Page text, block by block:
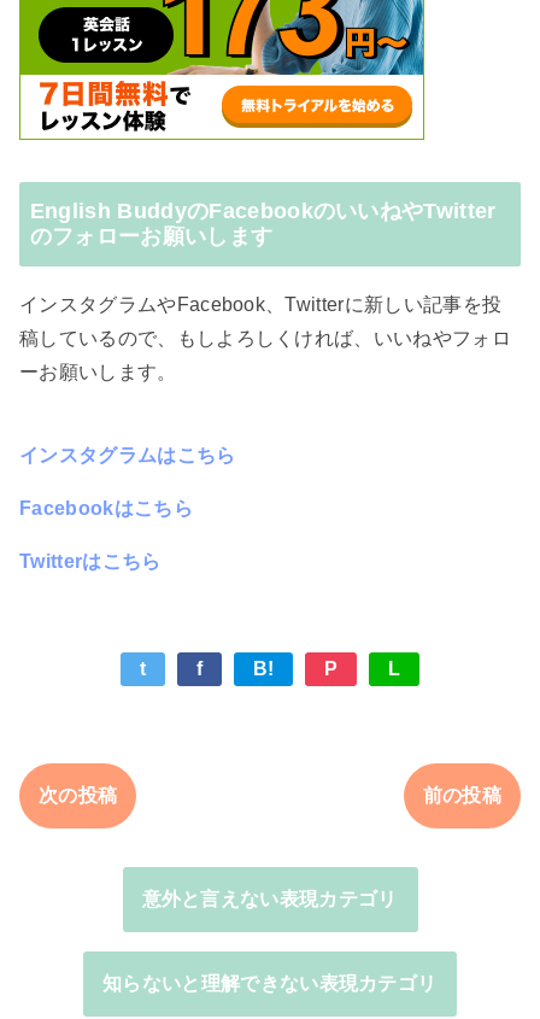
English BuddyのFacebookのいいねやTwitter
のフォローお願いします
インスタグラムやFacebook、Twitterに新しい記事を投
稿しているので、もしよろしくければ、いいねやフォロ
ーお願いします。
インスタグラムはこちら
Facebookはこちら
Twitterはこちら
t f B! P L
次の投稿 前の投稿
意外と言えない表現カテゴリ
知らないと理解できない表現カテゴリ